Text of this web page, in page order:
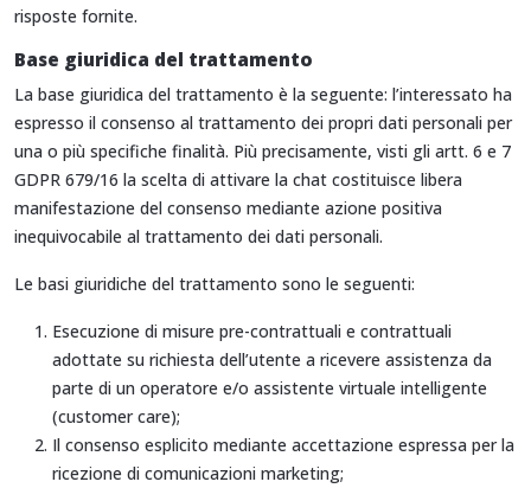
risposte fornite.
Base giuridica del trattamento
La base giuridica del trattamento è la seguente: l’interessato ha
espresso il consenso al trattamento dei propri dati personali per
una o più specifiche finalità. Più precisamente, visti gli artt. 6 e 7
GDPR 679/16 la scelta di attivare la chat costituisce libera
manifestazione del consenso mediante azione positiva
inequivocabile al trattamento dei dati personali.
Le basi giuridiche del trattamento sono le seguenti:
Esecuzione di misure pre-contrattuali e contrattuali
adottate su richiesta dell’utente a ricevere assistenza da
parte di un operatore e/o assistente virtuale intelligente
(customer care);
Il consenso esplicito mediante accettazione espressa per la
ricezione di comunicazioni marketing;